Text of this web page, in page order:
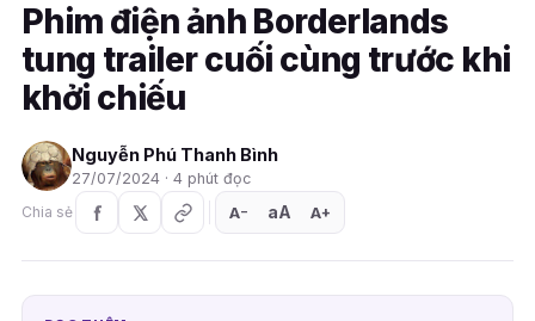
Phim điện ảnh Borderlands
tung trailer cuối cùng trước khi
khởi chiếu
Nguyễn Phú Thanh Bình
27/07/2024 · 4 phút đọc
Chia sẻ
A− aA A+